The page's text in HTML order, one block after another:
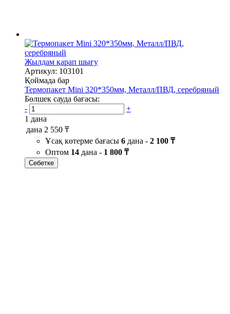
Жылдам қарап шығу
Артикул: 103101
Қоймада бар
Термопакет Mini 320*350мм, Металл/ПВД, серебряный
Бөлшек сауда бағасы:
-
+
1 дана
дана 2 550 ₸
Ұсақ көтерме бағасы 6 дана - 2 100 ₸
Оптом 14 дана - 1 800 ₸
Себетке